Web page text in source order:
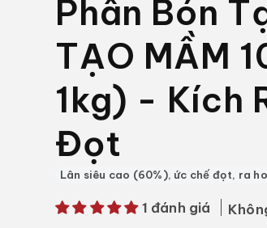
Phân Bón
TẠO MẦM
1kg) - Kích
Đọt
Lân siêu cao (60%), ức chế đọt, ra
1 đánh giá